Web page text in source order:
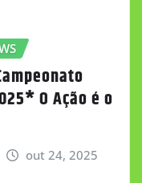
O Ação é o
out 24, 2025